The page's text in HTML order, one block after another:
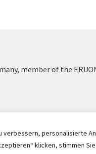
verbessern, personalisierte
klicken, stimmen
member of the